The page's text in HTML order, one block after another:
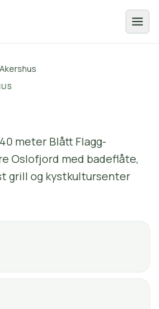
Akershus
meter Blått Flagg-
Oslofjord med badeflåte,
grill og kystkultursenter